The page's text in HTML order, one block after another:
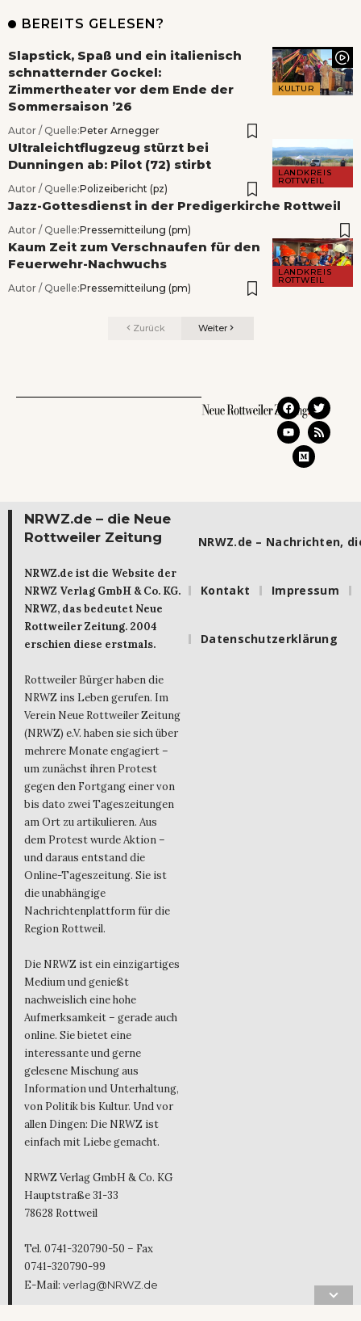
BEREITS GELESEN?
KULTUR
Slapstick, Spaß und ein italienisch
schnatternder Gockel:
Zimmertheater vor dem Ende der
Sommersaison ’26
Autor / Quelle:Peter Arnegger
LANDKREIS
ROTTWEIL
Ultraleichtflugzeug stürzt bei
Dunningen ab: Pilot (72) stirbt
Autor / Quelle:Polizeibericht (pz)
Jazz-Gottesdienst in der Predigerkirche Rottweil
Autor / Quelle:Pressemitteilung (pm)
LANDKREIS
ROTTWEIL
Kaum Zeit zum Verschnaufen für den
Feuerwehr-Nachwuchs
Autor / Quelle:Pressemitteilung (pm)
Zurück Weiter
NRWZ.de – die Neue
Rottweiler Zeitung
NRWZ.de ist die Website der
NRWZ Verlag GmbH & Co. KG.
NRWZ, das bedeutet Neue
Rottweiler Zeitung. 2004
erschien diese erstmals.
Rottweiler Bürger haben die
NRWZ ins Leben gerufen. Im
Verein Neue Rottweiler Zeitung
(NRWZ) e.V. haben sie sich über
mehrere Monate engagiert –
um zunächst ihren Protest
gegen den Fortgang einer von
bis dato zwei Tageszeitungen
am Ort zu artikulieren. Aus
dem Protest wurde Aktion –
und daraus entstand die
Online-Tageszeitung. Sie ist
die unabhängige
Nachrichtenplattform für die
Region Rottweil.
Die NRWZ ist ein einzigartiges
Medium und genießt
nachweislich eine hohe
Aufmerksamkeit – gerade auch
online. Sie bietet eine
interessante und gerne
gelesene Mischung aus
Information und Unterhaltung,
von Politik bis Kultur. Und vor
allen Dingen: Die NRWZ ist
einfach mit Liebe gemacht.
NRWZ Verlag GmbH & Co. KG
Hauptstraße 31-33
78628 Rottweil
Tel. 0741-320790-50 – Fax
0741-320790-99
E-Mail: verlag@NRWZ.de
NRWZ.de – Nachrichten,
Kontakt Impressum
Datenschutzerklärung